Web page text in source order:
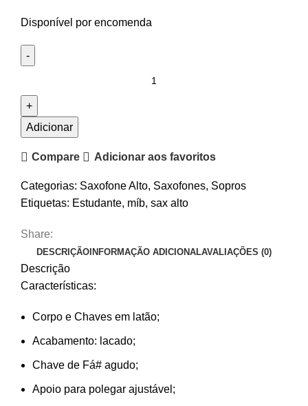
Disponível por encomenda
Saxofone
Alto
Crampon
BC8401-
4-
Adicionar
Compare Adicionar aos favoritos
Categorias: Saxofone Alto, Saxofones, Sopros
Etiquetas: Estudante, míb, sax alto
Share:
DESCRIÇÃOINFORMAÇÃO ADICIONALAVALIAÇÕES (0)
Descrição
Características:
Corpo e Chaves em latão;
Acabamento: lacado;
Chave de Fá# agudo;
Apoio para polegar ajustável;